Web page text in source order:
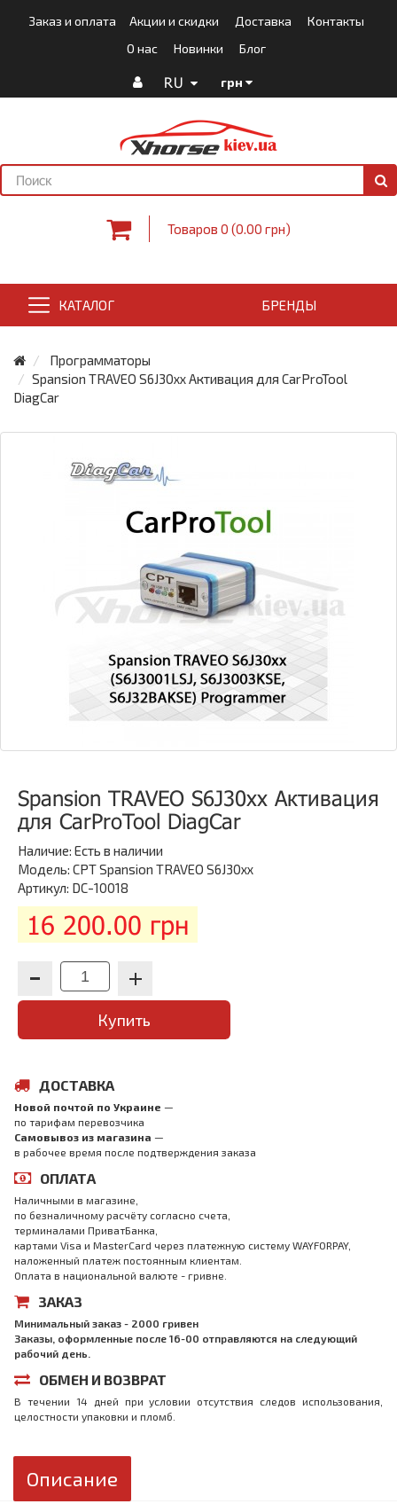
Заказ и оплата Акции и скидки Доставка
Контакты
О нас
Новинки Блог
RU грн
Товаров 0 (0.00 грн)
КАТАЛОГ БРЕНДЫ
Программаторы
Spansion TRAVEO S6J30xx Активация для CarProTool
DiagCar
Spansion TRAVEO S6J30xx Активация
для CarProTool DiagCar
Наличие: Есть в наличии
Модель: CPT Spansion TRAVEO S6J30xx
Артикул: DC-10018
16 200.00 грн
Купить
ДОСТАВКА
Новой почтой по Украине —
по тарифам перевозчика
Самовывоз из магазина —
в рабочее время после подтверждения заказа
ОПЛАТА
Наличными в магазине,
по безналичному расчёту согласно счета,
терминалами ПриватБанка,
картами Visa и MasterCard через платежную систему WAYFORPAY,
наложенный платеж постоянным клиентам.
Оплата в национальной валюте - гривне.
ЗАКАЗ
Минимальный заказ - 2000 гривен
Заказы, оформленные после 16-00 отправляются на следующий
рабочий день.
ОБМЕН И ВОЗВРАТ
В течении 14 дней при условии отсутствия следов использования,
целостности упаковки и пломб.
Описание